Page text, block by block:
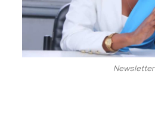
Newsletter